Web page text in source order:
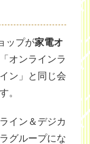
ップが家電オ
オンラインラ
ン」と同じ会
。
イン＆デジカ
グループにな